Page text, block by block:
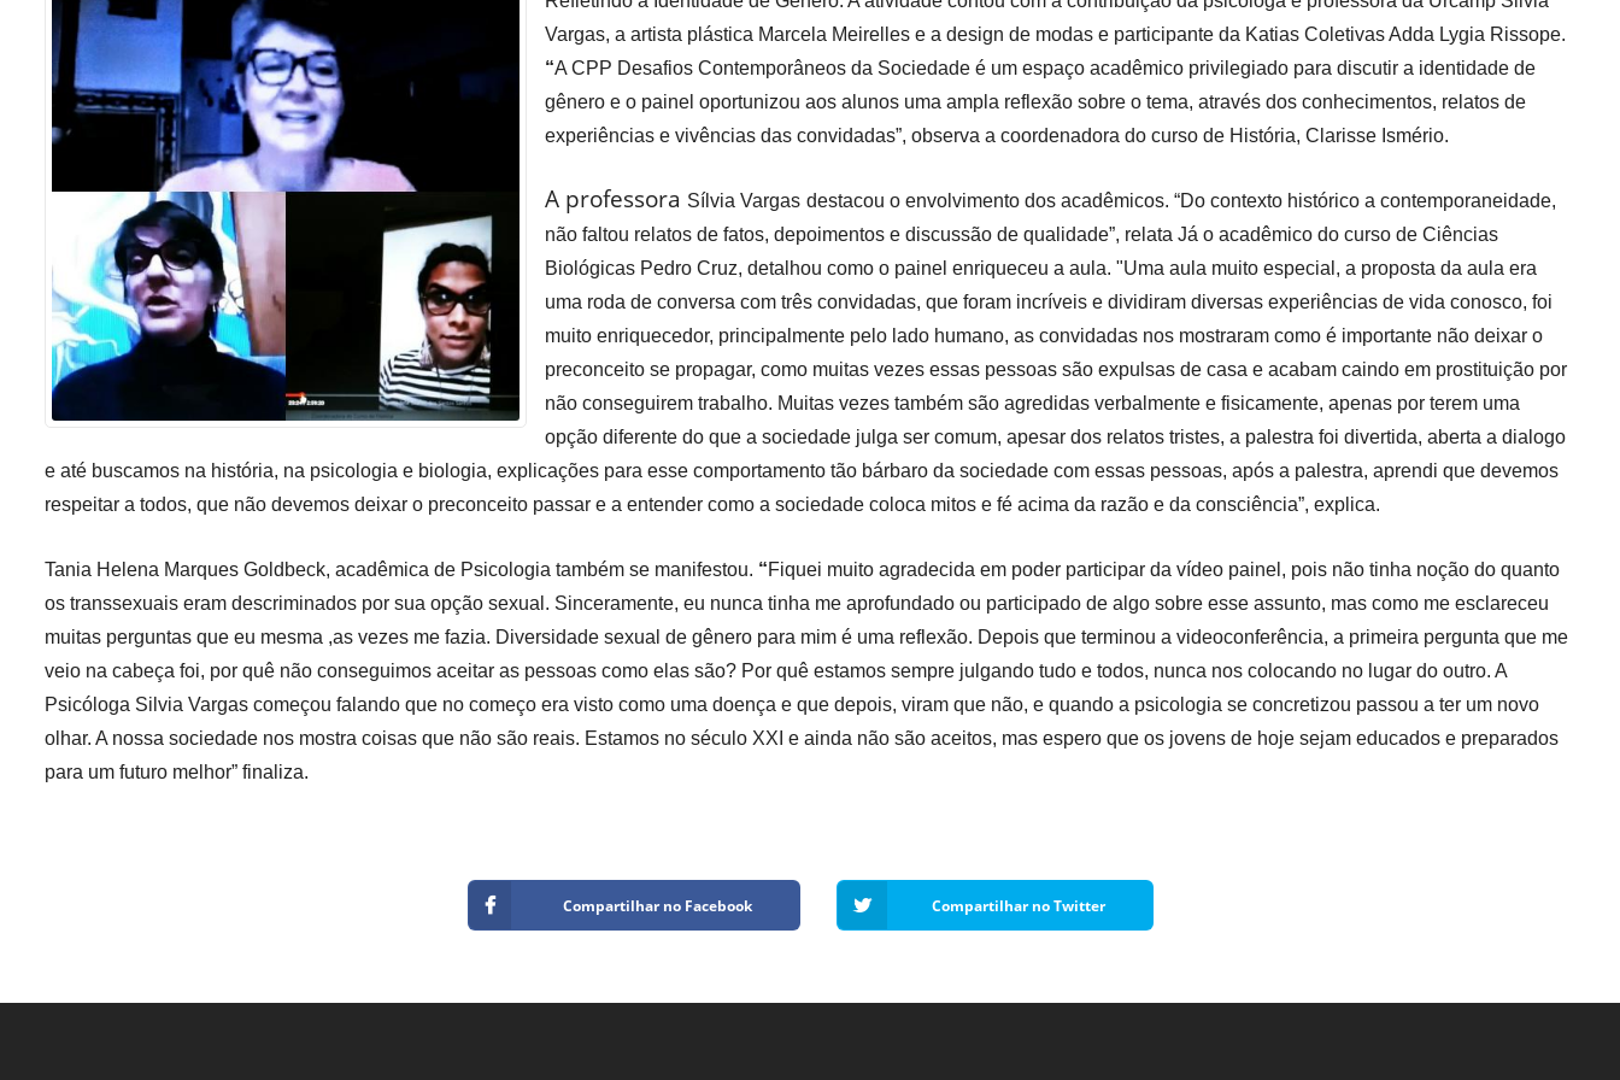
Prova de Proficiência
Manual de TCC
Estruturação de TCC
Calendário
Manual de Segurança
- Laboratórios da
Saúde
Regimento CEUA
Orientação para
Normas Laboratório
de Física
Normas Laboratório
de Materiais
Normas Laboratório
de Zoologia
Normas Laboratório
de Química
Institucional URCAMP
Sementes - INTEC
Laboratório de
Biotecnologia Vegetal -
Microbiologia de Alimentos
- INTEC
Laboratório de Materiais
NPJ (Núcleo de Prática
Jurídica) - Bagé, Santana do
Livramento, São Gabriel e
Alegrete
NPS - Núcleo de Práticas
em Saúde
Vídeo Institucional Fazer
Urcamp Faz Bem
Institucional
Internacionalização
Trabalhe Conosco
Ouvidoria
PDI - Plano de
Desenvolvimento
Institucional 2023-2027
Vargas, a artista plástica Marcela Meirelles e a design de modas e participante da Katias Coletivas Adda Lygia Rissope.
“A CPP Desafios Contemporâneos da Sociedade é um espaço acadêmico privilegiado para discutir a identidade de
gênero e o painel oportunizou aos alunos uma ampla reflexão sobre o tema, através dos conhecimentos, relatos de
experiências e vivências das convidadas”, observa a coordenadora do curso de História, Clarisse Ismério.
A professora Sílvia Vargas destacou o envolvimento dos acadêmicos. “Do contexto histórico a contemporaneidade,
não faltou relatos de fatos, depoimentos e discussão de qualidade”, relata Já o acadêmico do curso de Ciências
Biológicas Pedro Cruz, detalhou como o painel enriqueceu a aula. "Uma aula muito especial, a proposta da aula era
uma roda de conversa com três convidadas, que foram incríveis e dividiram diversas experiências de vida conosco, foi
muito enriquecedor, principalmente pelo lado humano, as convidadas nos mostraram como é importante não deixar o
preconceito se propagar, como muitas vezes essas pessoas são expulsas de casa e acabam caindo em prostituição por
não conseguirem trabalho. Muitas vezes também são agredidas verbalmente e fisicamente, apenas por terem uma
opção diferente do que a sociedade julga ser comum, apesar dos relatos tristes, a palestra foi divertida, aberta a dialogo
e até buscamos na história, na psicologia e biologia, explicações para esse comportamento tão bárbaro da sociedade com essas pessoas, após a palestra, aprendi que devemos
respeitar a todos, que não devemos deixar o preconceito passar e a entender como a sociedade coloca mitos e fé acima da razão e da consciência”, explica.
Tania Helena Marques Goldbeck, acadêmica de Psicologia também se manifestou. “Fiquei muito agradecida em poder participar da vídeo painel, pois não tinha noção do quanto
os transsexuais eram descriminados por sua opção sexual. Sinceramente, eu nunca tinha me aprofundado ou participado de algo sobre esse assunto, mas como me esclareceu
muitas perguntas que eu mesma ,as vezes me fazia. Diversidade sexual de gênero para mim é uma reflexão. Depois que terminou a videoconferência, a primeira pergunta que me
veio na cabeça foi, por quê não conseguimos aceitar as pessoas como elas são? Por quê estamos sempre julgando tudo e todos, nunca nos colocando no lugar do outro. A
Psicóloga Silvia Vargas começou falando que no começo era visto como uma doença e que depois, viram que não, e quando a psicologia se concretizou passou a ter um novo
olhar. A nossa sociedade nos mostra coisas que não são reais. Estamos no século XXI e ainda não são aceitos, mas espero que os jovens de hoje sejam educados e preparados
para um futuro melhor” finaliza.
Compartilhar no Facebook Compartilhar no Twitter